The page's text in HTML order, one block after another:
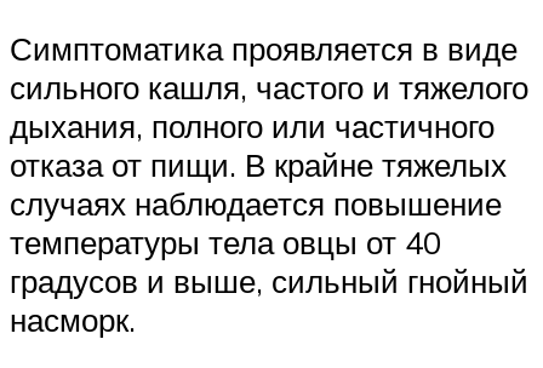
Симптоматика проявляется в виде
сильного кашля, частого и тяжелого
дыхания, полного или частичного
отказа от пищи. В крайне тяжелых
случаях наблюдается повышение
температуры тела овцы от 40
градусов и выше, сильный гнойный
насморк.